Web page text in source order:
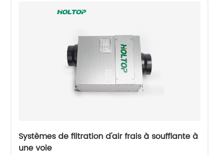
Systèmes de filtration d'air frais à soufflante à
une voie